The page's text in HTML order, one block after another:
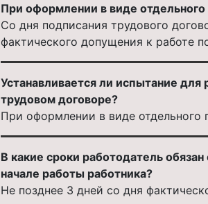
При оформлении в виде
Со дня подписания трудового
фактического допущения к работе
Устанавливается ли испытание
трудовом договоре?
При оформлении в виде отдельного
В какие сроки работодатель
начале работы работника?
Не позднее 3 дней со дня